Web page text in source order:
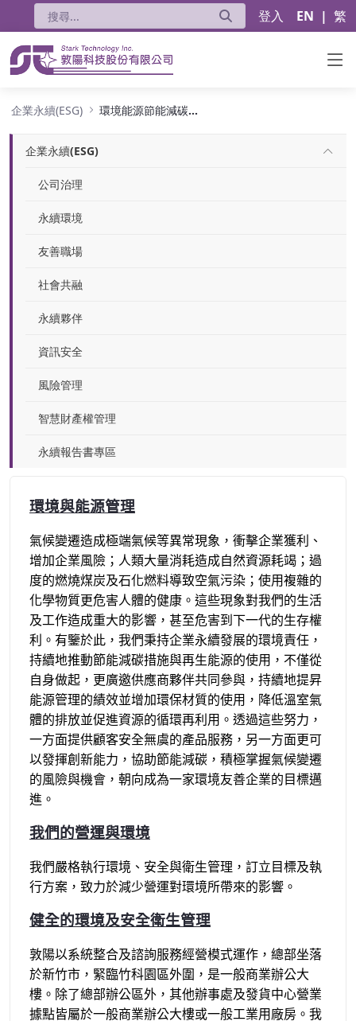
登入 EN | 繁
企業永續(ESG) 環境能源節能減碳措施
企業永續(ESG)
公司治理
永續環境
友善職場
社會共融
永續夥伴
資訊安全
風險管理
智慧財產權管理
永續報告書專區
環境與能源管理
氣候變遷造成極端氣候等異常現象，衝擊企業獲利、
增加企業風險；人類大量消耗造成自然資源耗竭；過
度的燃燒煤炭及石化燃料導致空氣污染；使用複雜的
化學物質更危害人體的健康。這些現象對我們的生活
及工作造成重大的影響，甚至危害到下一代的生存權
利。有鑒於此，我們秉持企業永續發展的環境責任，
持續地推動節能減碳措施與再生能源的使用，不僅從
自身做起，更廣邀供應商夥伴共同參與，持續地提昇
能源管理的績效並增加環保材質的使用，降低溫室氣
體的排放並促進資源的循環再利用。透過這些努力，
一方面提供顧客安全無虞的產品服務，另一方面更可
以發揮創新能力，協助節能減碳，積極掌握氣候變遷
的風險與機會，朝向成為一家環境友善企業的目標邁
進。
我們的營運與環境
我們嚴格執行環境、安全與衛生管理，訂立目標及執
行方案，致力於減少營運對環境所帶來的影響。
健全的環境及安全衛生管理
敦陽以系統整合及諮詢服務經營模式運作，總部坐落
於新竹市，緊臨竹科園區外圍，是一般商業辦公大
樓。除了總部辦公區外，其他辦事處及發貨中心營業
據點皆屬於一般商業辦公大樓或一般工業用廠房。我